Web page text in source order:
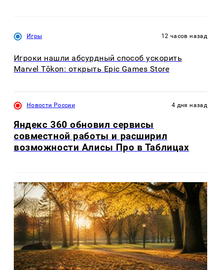
Игры 12 часов назад
Игроки нашли абсурдный способ ускорить
Marvel Tōkon: открыть Epic Games Store
Новости России 4 дня назад
Яндекс 360 обновил сервисы
совместной работы и расширил
возможности Алисы Про в Таблицах